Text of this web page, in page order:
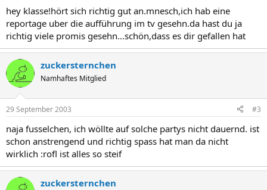
hey klasse!hört sich richtig gut an.mnesch,ich hab eine
reportage uber die aufführung im tv gesehn.da hast du ja
richtig viele promis gesehn...schön,dass es dir gefallen hat
zuckersternchen
Namhaftes Mitglied
29 September 2003 #3
naja fusselchen, ich wöllte auf solche partys nicht dauernd. ist
schon anstrengend und richtig spass hat man da nicht
wirklich :rofl ist alles so steif
zuckersternchen